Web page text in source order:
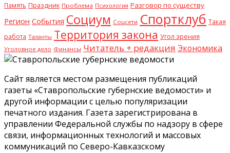
Память Праздник Проблема Психология Разговор по существу
Регион События Социум Соцсети Спортклуб Такая
работа Таланты Территория закона Угол зрения
Уголовное дело Финансы Читатель + редакция Экономика
Сайт является местом размещения публикаций
газеты «Ставропольские губернские ведомости» и
другой информации с целью популяризации
печатного издания. Газета зарегистрирована в
управлении Федеральной службы по надзору в сфере
связи, информационных технологий и массовых
коммуникаций по Северо-Кавказскому